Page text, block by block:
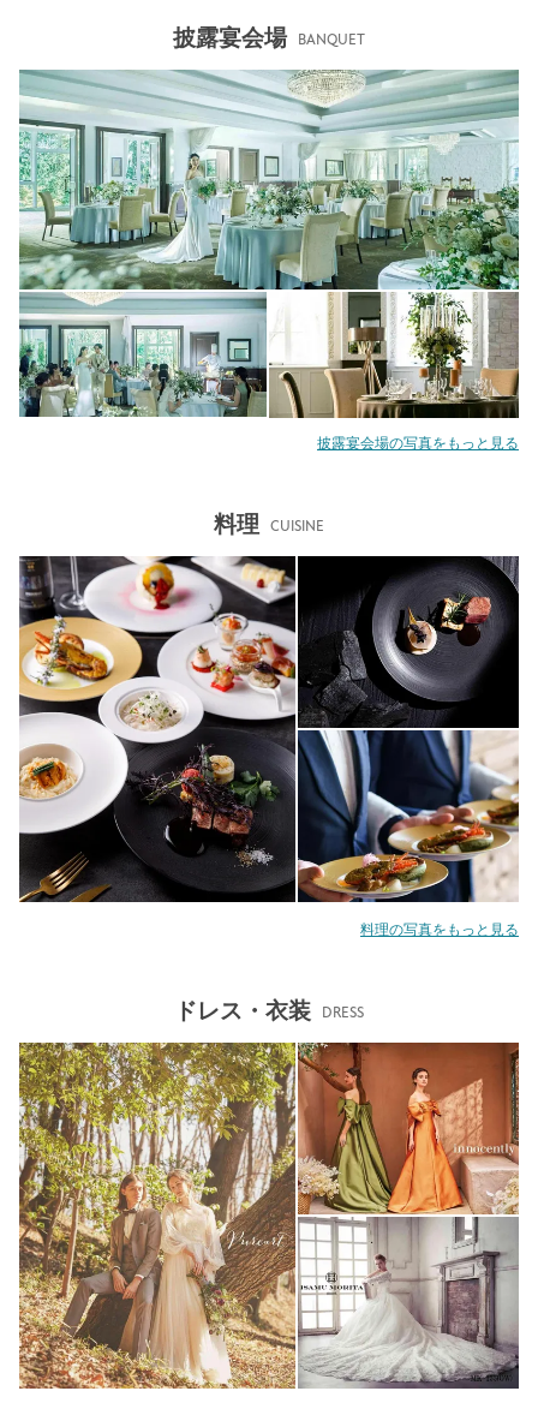
披露宴会場 BANQUET
披露宴会場の写真をもっと見る
料理 CUISINE
料理の写真をもっと見る
ドレス・衣装 DRESS